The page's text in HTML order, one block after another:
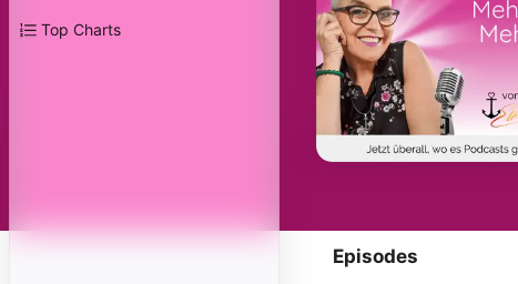
Top Charts
Episodes